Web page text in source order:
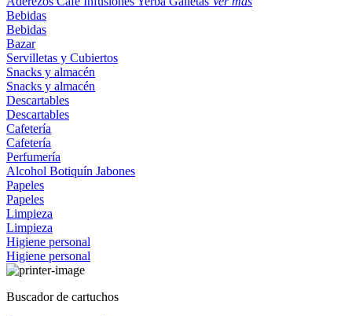
Bebidas
Bebidas
Bazar
Servilletas y Cubiertos
Snacks y almacén
Snacks y almacén
Descartables
Descartables
Cafetería
Cafetería
Perfumería
Alcohol Botiquín Jabones
Papeles
Papeles
Limpieza
Limpieza
Higiene personal
Higiene personal
Buscador de cartuchos